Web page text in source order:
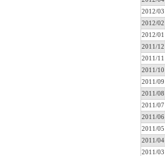
2012/03
2012/02
2012/01
2011/12
2011/11
2011/10
2011/09
2011/08
2011/07
2011/06
2011/05
2011/04
2011/03